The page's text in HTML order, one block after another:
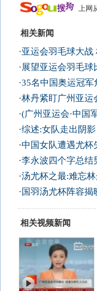
上网
相关新闻
·亚运会羽毛球大战
·展望亚运会羽毛球
·35名中国奥运冠
·林丹紧盯广州亚运
·(广州亚运会·中国
·综述:女队走出阴
·中国女队遭遇尤杯
·李永波四个字总结
·汤尤杯之最:难忘
· 国羽汤尤杯阵容
相关视频新闻